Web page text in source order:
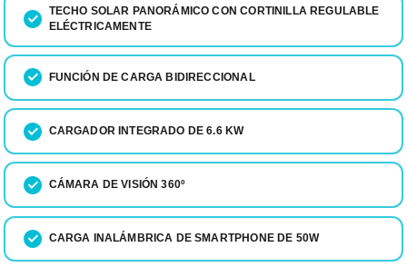
TECHO SOLAR PANORÁMICO CON CORTINILLA REGULABLE
ELÉCTRICAMENTE
FUNCIÓN DE CARGA BIDIRECCIONAL
CARGADOR INTEGRADO DE 6.6 KW
CÁMARA DE VISIÓN 360º
CARGA INALÁMBRICA DE SMARTPHONE DE 50W